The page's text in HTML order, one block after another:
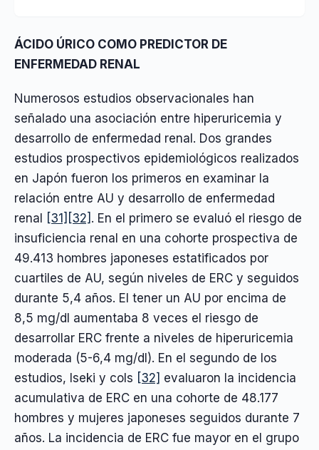
ÁCIDO ÚRICO COMO PREDICTOR DE
ENFERMEDAD RENAL
Numerosos estudios observacionales han
señalado una asociación entre hiperuricemia y
desarrollo de enfermedad renal. Dos grandes
estudios prospectivos epidemiológicos realizados
en Japón fueron los primeros en examinar la
relación entre AU y desarrollo de enfermedad
renal
[31] [32] . En el primero se evaluó el riesgo de
insuficiencia renal en una cohorte prospectiva de
49.413 hombres japoneses estatificados por
cuartiles de AU, según niveles de ERC y seguidos
durante 5,4 años. El tener un AU por encima de
8,5 mg/dl aumentaba 8 veces el riesgo de
desarrollar ERC frente a niveles de hiperuricemia
moderada (5-6,4 mg/dl). En el segundo de los
estudios, Iseki y cols [32] evaluaron la incidencia
acumulativa de ERC en una cohorte de 48.177
hombres y mujeres japoneses seguidos durante 7
años. La incidencia de ERC fue mayor en el grupo